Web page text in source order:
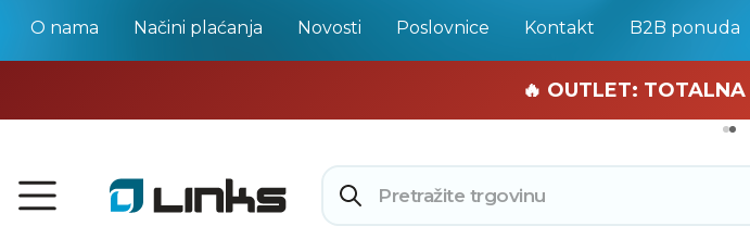
O nama Načini plaćanja Novosti Poslovnice Kontakt B2B ponuda
🏄
🔥 OUTLET: